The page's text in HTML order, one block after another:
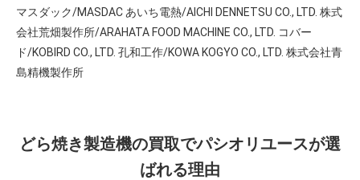
マスダック/MASDAC あいち電熱/AICHI DENNETSU CO., LTD. 株式
会社荒畑製作所/ARAHATA FOOD MACHINE CO., LTD. コバー
ド/KOBIRD CO., LTD. 孔和工作/KOWA KOGYO CO., LTD. 株式会社青
島精機製作所
どら焼き製造機の買取でパシオリユースが選
ばれる理由